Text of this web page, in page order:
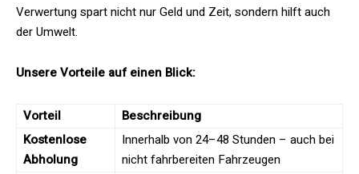
Verwertung spart nicht nur Geld und Zeit, sondern hilft auch
der Umwelt.
Unsere Vorteile auf einen Blick:
Vorteil
Beschreibung
Kostenlose
Abholung
Innerhalb von 24–48 Stunden – auch bei
nicht fahrbereiten Fahrzeugen